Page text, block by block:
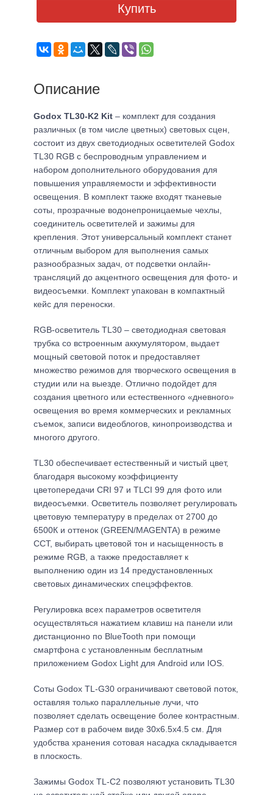
Купить
Описание
Godox TL30-K2 Kit – комплект для создания
различных (в том числе цветных) световых сцен,
состоит из двух светодиодных осветителей Godox
TL30 RGB с беспроводным управлением и
набором дополнительного оборудования для
повышения управляемости и эффективности
освещения. В комплект также входят тканевые
соты, прозрачные водонепроницаемые чехлы,
соединитель осветителей и зажимы для
крепления. Этот универсальный комплект станет
отличным выбором для выполнения самых
разнообразных задач, от подсветки онлайн-
трансляций до акцентного освещения для фото- и
видеосъемки. Комплект упакован в компактный
кейс для переноски.
RGB-осветитель TL30 – светодиодная световая
трубка со встроенным аккумулятором, выдает
мощный световой поток и предоставляет
множество режимов для творческого освещения в
студии или на выезде. Отлично подойдет для
создания цветного или естественного «дневного»
освещения во время коммерческих и рекламных
съемок, записи видеоблогов, кинопроизводства и
многого другого.
TL30 обеспечивает естественный и чистый цвет,
благодаря высокому коэффициенту
цветопередачи CRI 97 и TLCI 99 для фото или
видеосъемки. Осветитель позволяет регулировать
цветовую температуру в пределах от 2700 до
6500К и оттенок (GREEN/MAGENTA) в режиме
CCT, выбирать цветовой тон и насыщенность в
режиме RGB, а также предоставляет к
выполнению один из 14 предустановленных
световых динамических спецэффектов.
Регулировка всех параметров осветителя
осуществляться нажатием клавиш на панели или
дистанционно по BlueTooth при помощи
смартфона с установленным бесплатным
приложением Godox Light для Android или IOS.
Соты Godox TL-G30 ограничивают световой поток,
оставляя только параллельные лучи, что
позволяет сделать освещение более контрастным.
Размер сот в рабочем виде 30х6.5х4.5 см. Для
удобства хранения сотовая насадка складывается
в плоскость.
Зажимы Godox TL-C2 позволяют установить TL30